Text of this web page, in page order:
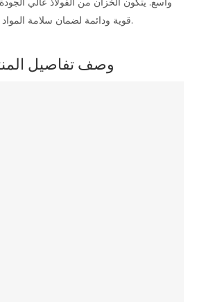
قوية ودائمة لضمان سلامة المواد واستقرارها أثناء النقل.
وصف تفاصيل